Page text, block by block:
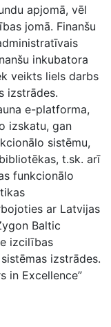
apjomā, vēl
jomā. Finanšu
inkubatora
veikts liels darbs
izstrādes.
e-platforma,
izskatu, gan
sistēmu,
t.sk. arī
funkcionālo
ar Latvijas
Baltic
izcilības
izstrādes.
in Excellence”